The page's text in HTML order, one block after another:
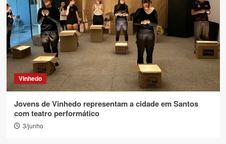
Vinhedo
Jovens de Vinhedo representam a cidade em Santos
com teatro performático
3/junho